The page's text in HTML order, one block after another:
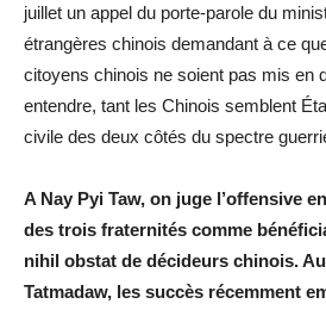
juillet un appel du porte-parole du
étrangères chinois demandant à ce
citoyens chinois ne soient pas mis en
entendre, tant les Chinois semblent
civile des deux côtés du spectre
A Nay Pyi Taw, on juge l’offensive
des trois fraternités comme
nihil obstat de décideurs chinois.
Tatmadaw, les succès récemment